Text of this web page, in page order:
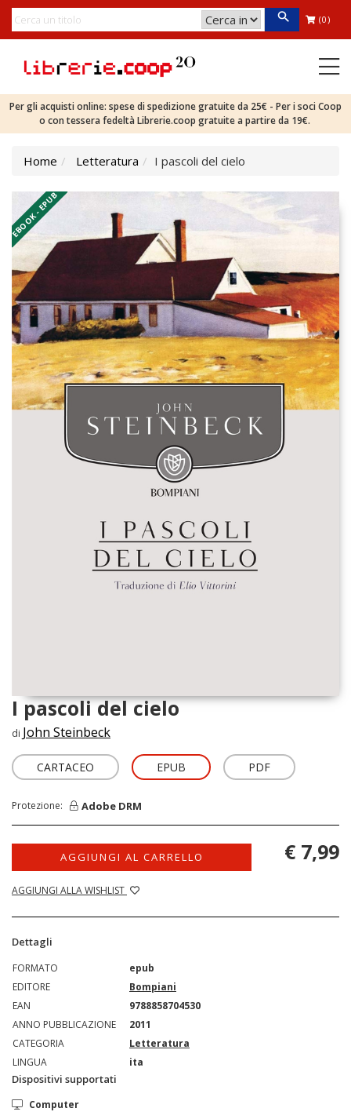
(0)
Per gli acquisti online: spese di spedizione gratuite da 25€ - Per i soci Coop
o con tessera fedeltà Librerie.coop gratuite a partire da 19€.
Home Letteratura I pascoli del cielo
EBOOK - EPUB
I pascoli del cielo
di John Steinbeck
CARTACEO EPUB PDF
Protezione: Adobe DRM
AGGIUNGI AL CARRELLO
AGGIUNGI ALLA WISHLIST
€ 7,99
Dettagli
FORMATO
epub
EDITORE
Bompiani
EAN
9788858704530
ANNO PUBBLICAZIONE
2011
CATEGORIA
Letteratura
LINGUA
ita
Dispositivi supportati
Computer